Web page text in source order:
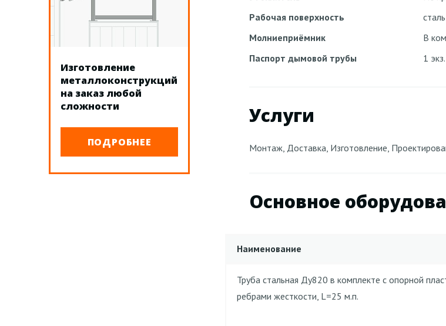
Изготовление
металлоконструкций
на заказ любой
сложности
ПОДРОБНЕЕ
Рабочая поверхность
Молниеприёмник
В
Паспорт дымовой трубы
1
Услуги
Монтаж, Доставка, Изготовление,
Основное
Наименование
Труба стальная Ду820 в комплекте с опорной
ребрами жесткости, L=25 м.п.